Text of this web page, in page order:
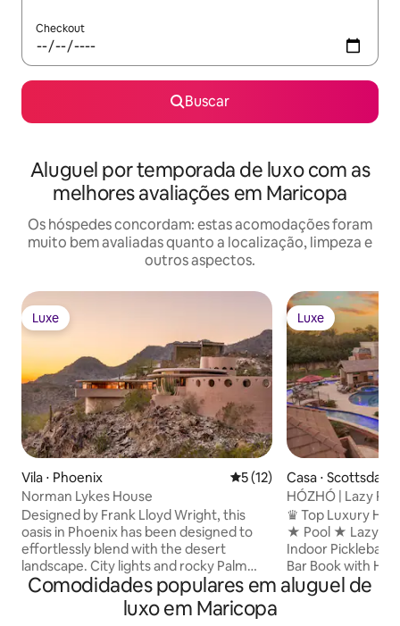
Checkout
Buscar
Aluguel por temporada de luxo com as
melhores avaliações em Maricopa
Os hóspedes concordam: estas acomodações foram
muito bem avaliadas quanto a localização, limpeza e
outros aspectos.
Luxe
Luxe
Vila ⋅ Phoenix 5 de uma avaliação média
5 (12)
Norman Lykes House
Designed by Frank Lloyd Wright, this
oasis in Phoenix has been designed to
effortlessly blend with the desert
landscape. City lights and rocky Palm
Canyon stun beyond curved windows as
each spacious room flows into the next.
Philippine mahogany, Italian rose marble,
Luxe
Luxe
Casa ⋅ Scottsdale
HÓZHÓ | Lazy
Pickleball
♛ Top Luxury
★ Pool ★ Lazy
Indoor Pickleball
Bar Book with HÓZHÓ Scottsdale and
experience the
always included
Comodidades populares em aluguel de
luxo em Maricopa